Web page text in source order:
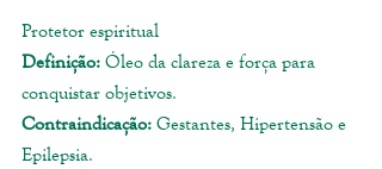
Protetor espiritual
Definição: Óleo da clareza e força para
conquistar objetivos.
Contraindicação: Gestantes, Hipertensão e
Epilepsia.